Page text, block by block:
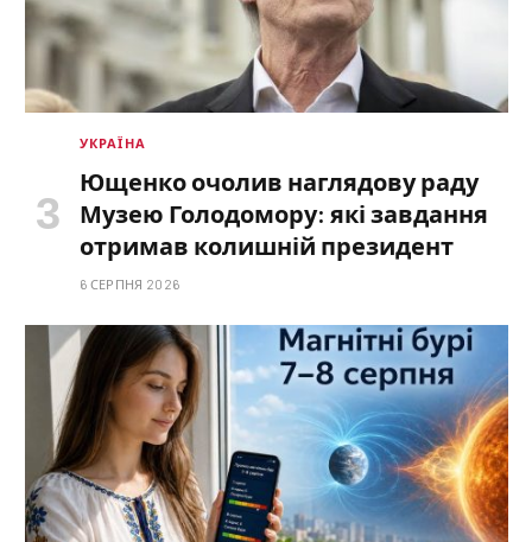
УКРАЇНА
Ющенко очолив наглядову раду
Музею Голодомору: які завдання
отримав колишній президент
6 СЕРПНЯ 2026